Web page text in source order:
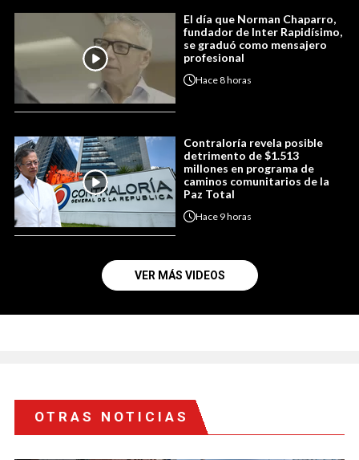
El día que Norman Chaparro,
fundador de Inter Rapidísimo,
se graduó como mensajero
profesional
Hace8 horas
Contraloría revela posible
detrimento de $1.513
millones en programa de
caminos comunitarios de la
Paz Total
Hace 9 horas
VER MÁS VIDEOS
OTRAS NOTICIAS